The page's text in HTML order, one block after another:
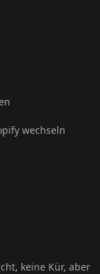
wechseln
keine Kür, aber